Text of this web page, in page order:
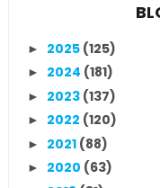
► 2025 (125)
► 2024 (181)
► 2023 (137)
► 2022 (120)
► 2021 (88)
► 2020 (63)